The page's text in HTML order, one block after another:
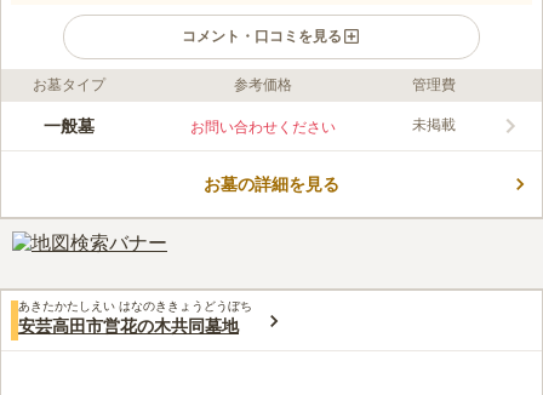
コメント・口コミを見る
口コミ評価
この霊園はまだ誰からも評価されていません。
お墓タイプ 参考価格 管理費
一般墓 お問い合わせください 未掲載
お墓の詳細を見る
あきたかたしえい はなのききょうどうぼち
安芸高田市営花の木共同墓地